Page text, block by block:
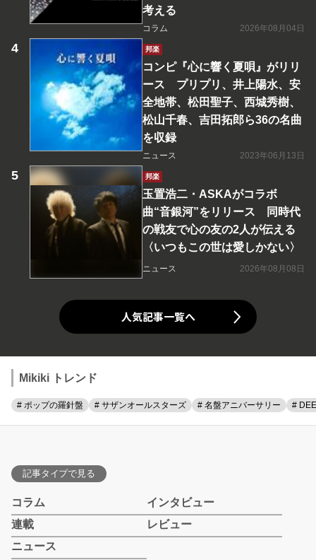
考える
コラム 2026年08月04日
邦楽
コンピ『心に響く夏唄』がリリ
ース プリプリ、井上陽水、安
全地帯、松田聖子、西城秀樹、
松山千春、吉田拓郎ら36の名曲
を収録
ニュース 2023年06月13日
邦楽
玉置浩二・ASKAがコラボ
曲“音銀河”をリリース 同時代
の戦友で心の友の2人が伝える
〈いつもこの世は愛しかない〉
ニュース 2026年08月08日
人気記事一覧へ
Mikiki トレンド
# ポップの羅針盤 # サザンオールスターズ # 名盤アニバーサリー #
記事タイプで見る
コラム
インタビュー
連載
レビュー
ニュース